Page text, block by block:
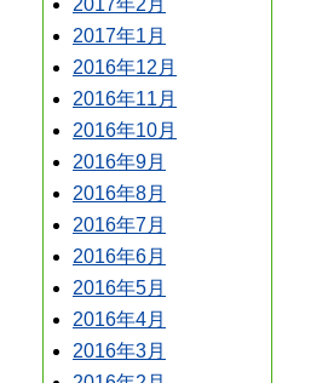
2017年2月
2017年1月
2016年12月
2016年11月
2016年10月
2016年9月
2016年8月
2016年7月
2016年6月
2016年5月
2016年4月
2016年3月